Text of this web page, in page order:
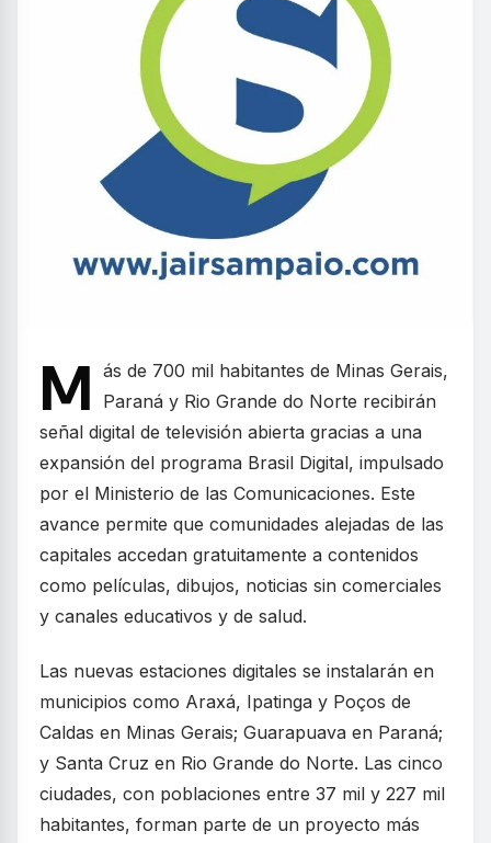
M ás de 700 mil habitantes de Minas Gerais,
Paraná y Rio Grande do Norte recibirán
señal digital de televisión abierta gracias a una
expansión del programa Brasil Digital, impulsado
por el Ministerio de las Comunicaciones. Este
avance permite que comunidades alejadas de las
capitales accedan gratuitamente a contenidos
como películas, dibujos, noticias sin comerciales
y canales educativos y de salud.
Las nuevas estaciones digitales se instalarán en
municipios como Araxá, Ipatinga y Poços de
Caldas en Minas Gerais; Guarapuava en Paraná;
y Santa Cruz en Rio Grande do Norte. Las cinco
ciudades, con poblaciones entre 37 mil y 227 mil
habitantes, forman parte de un proyecto más